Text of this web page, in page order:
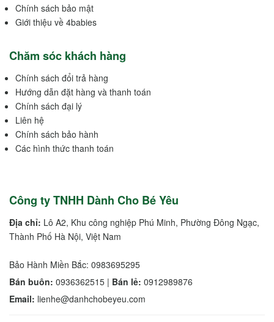
Chính sách bảo mật
Giới thiệu về 4babies
Chăm sóc khách hàng
Chính sách đổi trả hàng
Hướng dẫn đặt hàng và thanh toán
Chính sách đại lý
Liên hệ
Chính sách bảo hành
Các hình thức thanh toán
Công ty TNHH Dành Cho Bé Yêu
Địa chỉ: Lô A2, Khu công nghiệp Phú Minh, Phường Đông Ngạc,
Thành Phố Hà Nội, Việt Nam
Bảo Hành Miền Bắc: 0983695295
Bán buôn: 0936362515 | Bán lẻ: 0912989876
Email: lienhe@danhchobeyeu.com